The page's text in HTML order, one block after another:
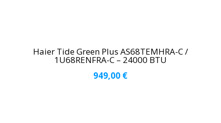
Haier Tide Green Plus AS68TEMHRA-C /
1U68RENFRA-C – 24000 BTU
949,00 €